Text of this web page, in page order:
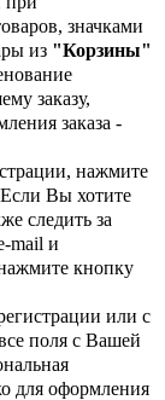
значками
из "Корзины"
заказу,
заказа -
нажмите
Вы хотите
следить за
mail и
кнопку
или с
поля с Вашей
для оформления